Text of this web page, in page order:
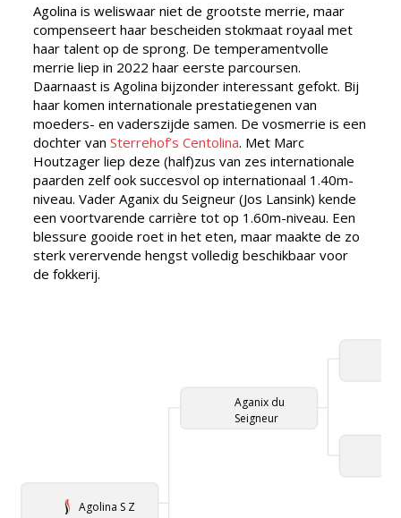
Agolina is weliswaar niet de grootste merrie, maar
compenseert haar bescheiden stokmaat royaal met
haar talent op de sprong. De temperamentvolle
merrie liep in 2022 haar eerste parcoursen.
Daarnaast is Agolina bijzonder interessant gefokt. Bij
haar komen internationale prestatiegenen van
moeders- en vaderszijde samen. De vosmerrie is een
dochter vanSterrehof’s Centolina. Met Marc
Houtzager liep deze (half)zus van zes internationale
paarden zelf ook succesvol op internationaal 1.40m-
niveau. Vader Aganix du Seigneur (Jos Lansink) kende
een voortvarende carrière tot op 1.60m-niveau. Een
blessure gooide roet in het eten, maar maakte de zo
sterk verervende hengst volledig beschikbaar voor
de fokkerij.
Agolina S Z
Aganix du
Seigneur